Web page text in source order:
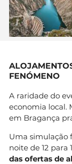
FENÓMENO
A raridade do
economia local.
em Bragança
Uma simulação
noite de 12 para
das ofertas de